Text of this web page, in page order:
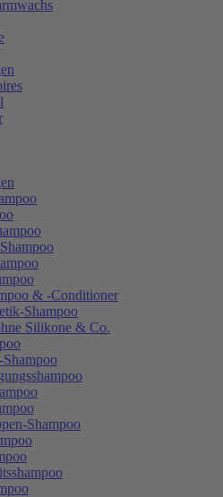
& -Conditioner
Shampoo
Silikone & Co.
Shampoo
Shampoo